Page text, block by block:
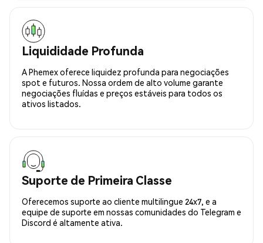
Liquididade Profunda
A Phemex oferece liquidez profunda para negociações
spot e futuros. Nossa ordem de alto volume garante
negociações fluídas e preços estáveis para todos os
ativos listados.
Suporte de Primeira Classe
Oferecemos suporte ao cliente multilingue 24x7, e a
equipe de suporte em nossas comunidades do Telegram e
Discord é altamente ativa.